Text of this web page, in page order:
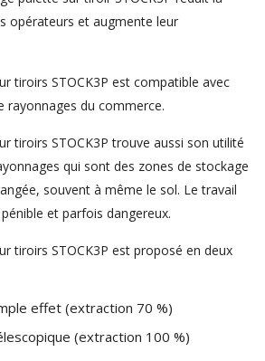
opérateurs et augmente leur
tiroirs STOCK3P est compatible avec
rayonnages du commerce.
tiroirs STOCK3P trouve aussi son utilité
qui sont des zones de stockage
souvent à même le sol. Le travail
et parfois dangereux.
tiroirs STOCK3P est proposé en deux
effet (extraction 70 %)
(extraction 100 %)